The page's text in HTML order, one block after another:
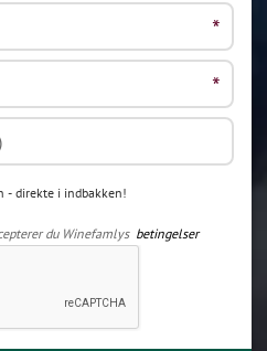
- direkte i indbakken!
du Winefamlys betingelser